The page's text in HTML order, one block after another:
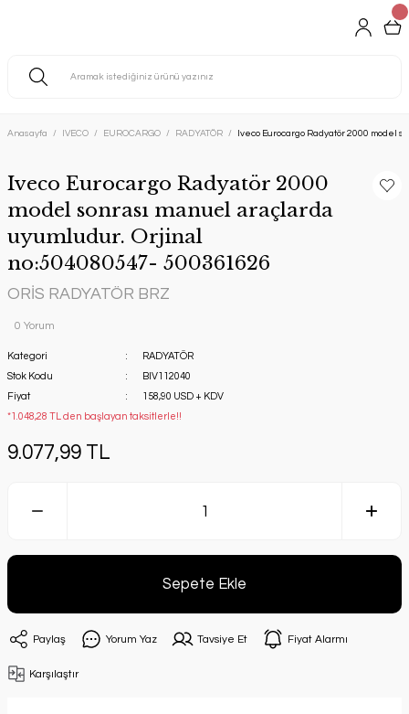
Anasayfa IVECO EUROCARGO RADYATÖR Iveco Eurocargo Radyatör 2000 model
Iveco Eurocargo Radyatör 2000
model sonrası manuel araçlarda
uyumludur. Orjinal
no:504080547- 500361626
ORİS RADYATÖR BRZ
0 Yorum
Kategori
RADYATÖR
Stok Kodu
BIV112040
Fiyat
158,90 USD + KDV
*1.048,28 TL den başlayan taksitlerle!!
9.077,99 TL
Sepete Ekle
Paylaş Yorum Yaz Tavsiye Et Fiyat Alarmı
Karşılaştır